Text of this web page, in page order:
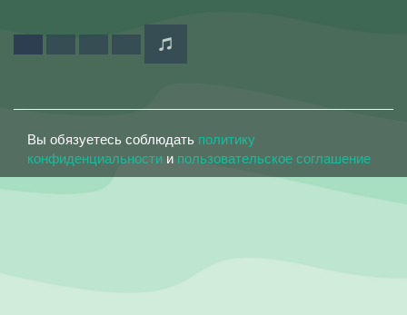
Вы обязуетесь соблюдать политику
конфиденциальности и пользовательское соглашение